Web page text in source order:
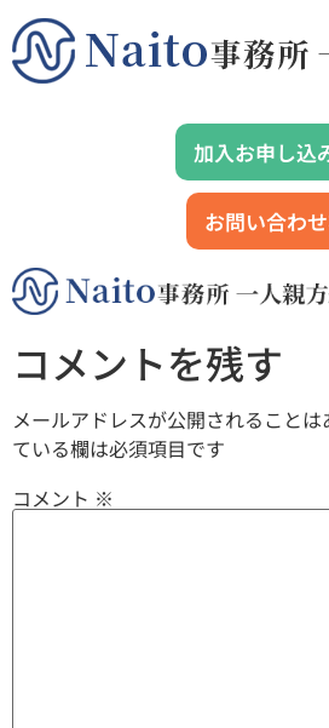
加入お申し込
お問い合わせ
コメントを残す
メールアドレスが公開されることは
ている欄は必須項目です
コメント ※